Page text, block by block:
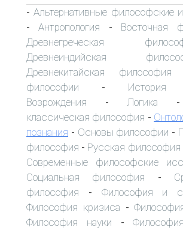
-Альтернативные философские
-Антропология - Восточная
Древнегреческая
Древнеиндийская
Древнекитайская философия
философии - История
Возрождения - Логика
классическая философия -
познания - Основы философии -
философия - Русская философия
Современные философские
Социальная философия -
философия - Философия и
Философия кризиса -
Философия науки -